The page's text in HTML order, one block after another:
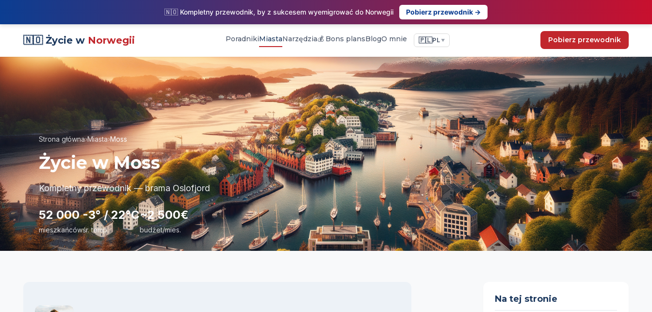
🇳🇴 Kompletny przewodnik, by z sukcesem wyemigrować do Norwegii Pobierz przewodnik →
🇳🇴 Życie w Norwegii PoradnikiMiastaNarzędzia💰 Bons plansBlogO mnie 🇵🇱PL ▼ Pobierz przewodnik
Strona główna›Miasta›Moss
Życie w Moss
Kompletny przewodnik — brama Oslofjord
52 000
mieszkańców
-3° / 22°C
śr. temp.
~2 500€
budżet/mies.
Na tej stronie